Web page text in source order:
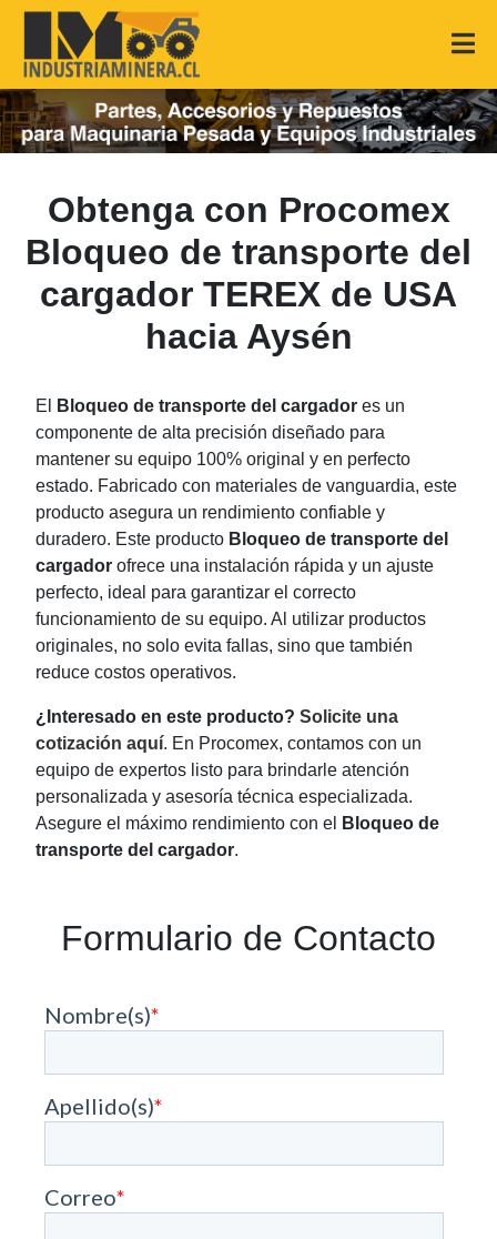
Obtenga con Procomex
Bloqueo de transporte del
cargador TEREX de USA
hacia Aysén
El Bloqueo de transporte del cargador es un
componente de alta precisión diseñado para
mantener su equipo 100% original y en perfecto
estado. Fabricado con materiales de vanguardia, este
producto asegura un rendimiento confiable y
duradero. Este producto Bloqueo de transporte del
cargador ofrece una instalación rápida y un ajuste
perfecto, ideal para garantizar el correcto
funcionamiento de su equipo. Al utilizar productos
originales, no solo evita fallas, sino que también
reduce costos operativos.
¿Interesado en este producto? Solicite una
cotización aquí. En Procomex, contamos con un
equipo de expertos listo para brindarle atención
personalizada y asesoría técnica especializada.
Asegure el máximo rendimiento con el
Bloqueo de
transporte del cargador.
Formulario de Contacto